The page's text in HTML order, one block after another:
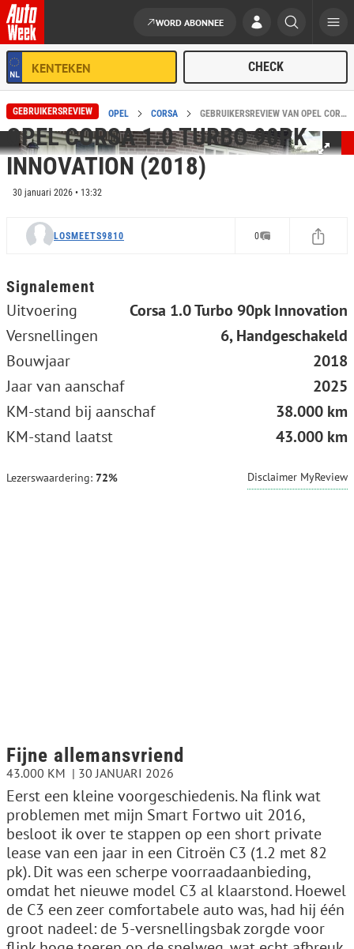
Ga naar de inhoud
WORD ABONNEE
HOME REVIEWS OPEL CORSA GEBRUIKERSREVIEW VAN OPEL CORSA 1.0 TURBO 90PK INNOVATION (2018)
GEBRUIKERSREVIEW
OPEL CORSA 1.0 TURBO 90PK
INNOVATION (2018)
30 januari 2026 • 13:32
LOSMEETS9810 0
Signalement
Uitvoering
Corsa 1.0 Turbo 90pk Innovation
Versnellingen
6, Handgeschakeld
Bouwjaar
2018
Jaar van aanschaf
2025
KM-stand bij aanschaf
38.000 km
KM-stand laatst
43.000 km
Lezerswaardering: 72% Disclaimer MyReview
Fijne allemansvriend
43.000 KM 30 JANUARI 2026
Eerst een kleine voorgeschiedenis. Na flink wat
problemen met mijn Smart Fortwo uit 2016,
besloot ik over te stappen op een short private
lease van een jaar in een Citroën C3 (1.2 met 82
pk). Dit was een scherpe voorraadaanbieding,
omdat het nieuwe model C3 al klaarstond. Hoewel
de C3 een zeer comfortabele auto was, had hij één
groot nadeel: de 5-versnellingsbak zorgde voor